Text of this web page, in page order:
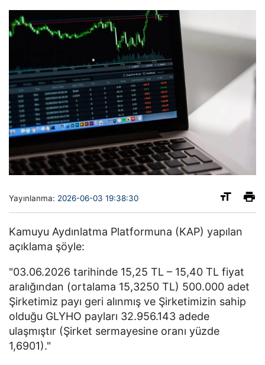
Yayınlanma: 2026-06-03 19:38:30
Kamuyu Aydınlatma Platformuna (KAP) yapılan
açıklama şöyle:
"03.06.2026 tarihinde 15,25 TL – 15,40 TL fiyat
aralığından (ortalama 15,3250 TL) 500.000 adet
Şirketimiz payı geri alınmış ve Şirketimizin sahip
olduğu GLYHO payları 32.956.143 adede
ulaşmıştır (Şirket sermayesine oranı yüzde
1,6901)."